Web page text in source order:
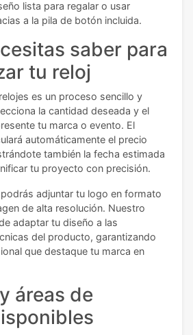
lista para regalar o usar
a la pila de botón incluida.
saber para
tu reloj
es un proceso sencillo y
la cantidad deseada y el
tu marca o evento. El
automáticamente el precio
también la fecha estimada
tu proyecto con precisión.
adjuntar tu logo en formato
de alta resolución. Nuestro
adaptar tu diseño a las
del producto, garantizando
que destaque tu marca en
áreas de